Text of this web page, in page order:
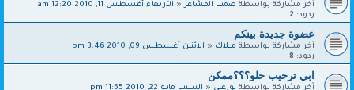
آخر مشاركة بواسطةصمت المشاعر« الأربعاء أغسطس 11, 2010 12:20 am
ردود: 2
عضوة جديدة بينكم
آخر مشاركة بواسطةمــــلاك« الاثنين أغسطس 09, 2010 3:46 pm
ردود: 8
ابي ترحيب حلو؟؟؟ممكن
آخر مشاركة بواسطةنورعلي« السبت مايو 22, 2010 11:55 pm